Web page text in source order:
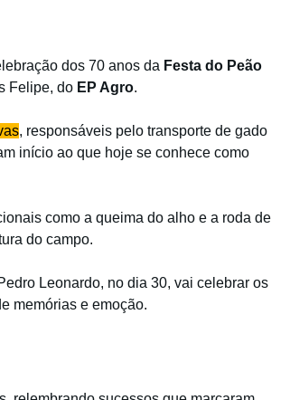
dos 70 anos da Festa do Peão
Felipe, do EP Agro.
, responsáveis pelo transporte de gado
início ao que hoje se conhece como
como a queima do alho e a roda de
do campo.
Leonardo, no dia 30, vai celebrar os
memórias e emoção.